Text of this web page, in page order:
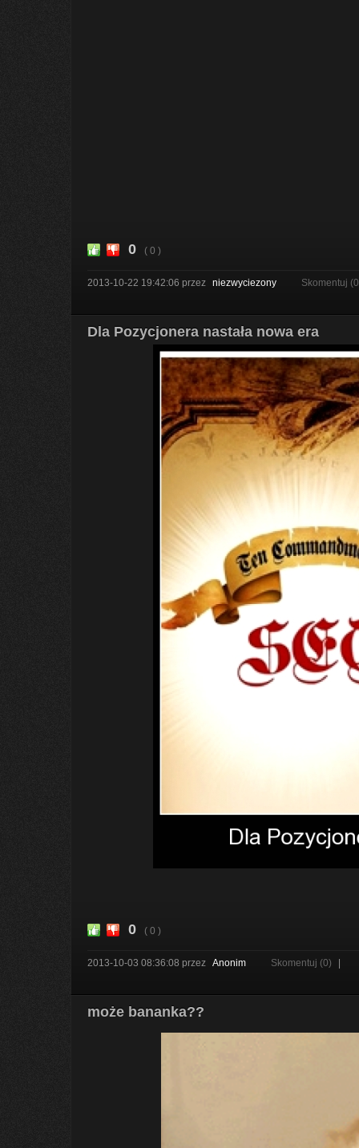
0 ( 0 )
2013-10-22 19:42:06 przez niezwyciezony Skomentuj
Dla Pozycjonera nastała nowa era
0 ( 0 )
2013-10-03 08:36:08 przez Anonim Skomentuj (0)
może bananka??